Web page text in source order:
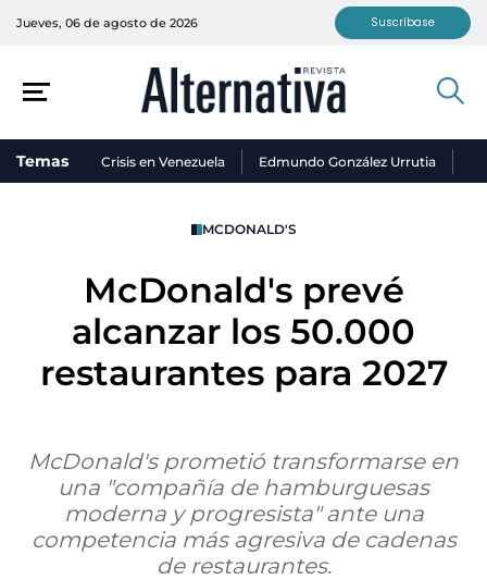
Jueves, 06 de agosto de 2026 Suscríbase
Temas Crisis en Venezuela Edmundo González Urrutia
MCDONALD'S
McDonald's prevé
alcanzar los 50.000
restaurantes para 2027
McDonald's prometió transformarse en
una "compañía de hamburguesas
moderna y progresista" ante una
competencia más agresiva de cadenas
de restaurantes.